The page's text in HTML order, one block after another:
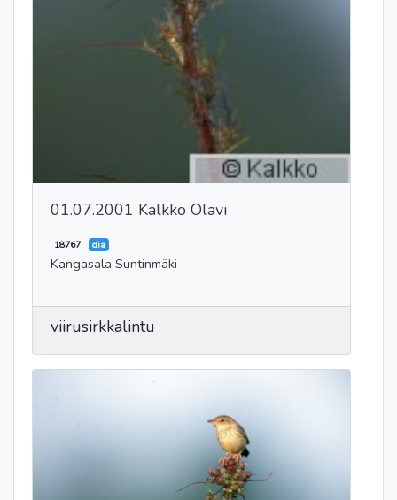
01.07.2001 Kalkko Olavi
18767 dia
Kangasala Suntinmäki
viirusirkkalintu